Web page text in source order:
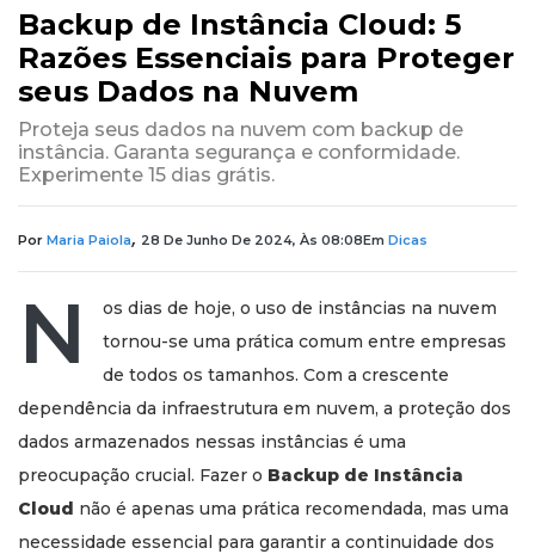
Backup de Instância Cloud: 5
Razões Essenciais para Proteger
seus Dados na Nuvem
Proteja seus dados na nuvem com backup de
instância. Garanta segurança e conformidade.
Experimente 15 dias grátis.
Por Maria Paiola, 28 De Junho De 2024, Às 08:08Em Dicas
N
os dias de hoje, o uso de instâncias na nuvem
tornou-se uma prática comum entre empresas
de todos os tamanhos. Com a crescente
dependência da infraestrutura em nuvem, a proteção dos
dados armazenados nessas instâncias é uma
preocupação crucial. Fazer o Backup de Instância
Cloud não é apenas uma prática recomendada, mas uma
necessidade essencial para garantir a continuidade dos